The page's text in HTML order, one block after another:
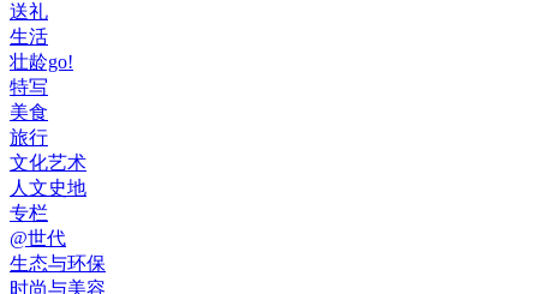
送礼
生活
壮龄go!
特写
美食
旅行
文化艺术
人文史地
专栏
@世代
生态与环保
时尚与美容